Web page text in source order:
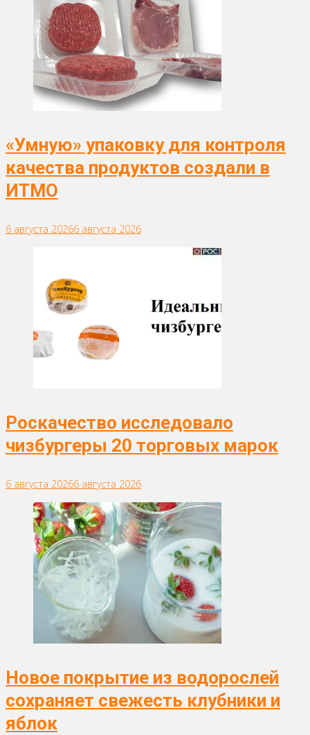
«Умную» упаковку для контроля
качества продуктов создали в
ИТМО
6 августа 20266 августа 2026
Роскачество исследовало
чизбургеры 20 торговых марок
6 августа 20266 августа 2026
Новое покрытие из водорослей
сохраняет свежесть клубники и
яблок